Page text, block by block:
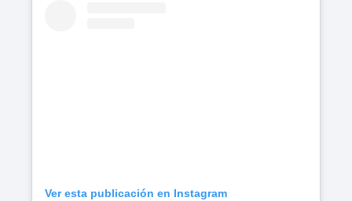
Ver esta publicación en Instagram